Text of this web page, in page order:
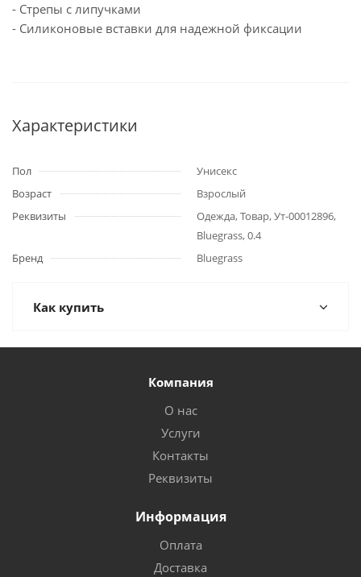
- Стрепы с липучками
- Силиконовые вставки для надежной фиксации
Характеристики
Пол
Унисекс
Возраст
Взрослый
Реквизиты
Одежда, Товар, Ут-00012896,
Bluegrass, 0.4
Бренд
Bluegrass
Как купить
Компания
О нас
Услуги
Контакты
Реквизиты
Информация
Оплата
Доставка